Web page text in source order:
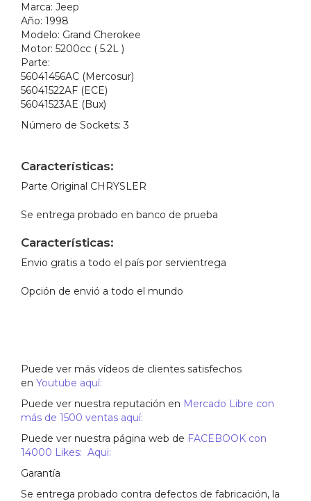
Marca: Jeep
Año: 1998
Modelo: Grand Cherokee
Motor: 5200cc ( 5.2L )
Parte:
56041456AC (Mercosur)
56041522AF (ECE)
56041523AE (Bux)
Número de Sockets:3
Características:
Parte Original CHRYSLER
Se entrega probado en banco de prueba
Características:
Envio gratis a todo el país por servientrega
Opción de envió a todo el mundo
Puede ver más vídeos de clientes satisfechos
en Youtube aquí:
Puede ver nuestra reputación en Mercado Libre con
más de 1500 ventas aquí:
Puede ver nuestra página web de FACEBOOK con
14000 Likes: Aqui:
Garantía
Se entrega probado contra defectos de fabricación, la